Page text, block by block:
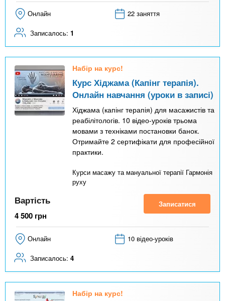
Онлайн 22 заняття
Записалось: 1
Набір на курс!
Курс Хіджама (Капінг терапія).
Онлайн навчання (уроки в записі)
Хіджама (капінг терапія) для масажистів та
реабілітологів. 10 відео-уроків трьома
мовами з техніками постановки банок.
Отримайте 2 сертифікати для професійної
практики.
Курси масажу та мануальної терапії Гармонія
руху
Вартість
4 500 грн
Записатися
Онлайн 10 відео-уроків
Записалось: 4
Набір на курс!